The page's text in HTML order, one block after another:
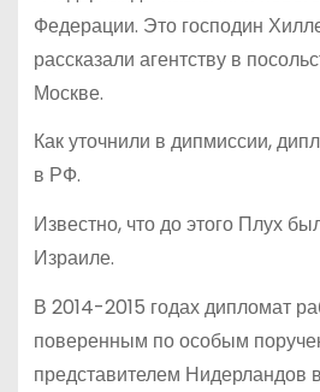
Федерации. Это господин
рассказали агентству в
Москве.
Как уточнили в дипмиссии,
в РФ.
Известно, что до этого Плух
Израиле.
В 2014-2015 годах дипломат
поверенным по особым
представителем Нидерландов